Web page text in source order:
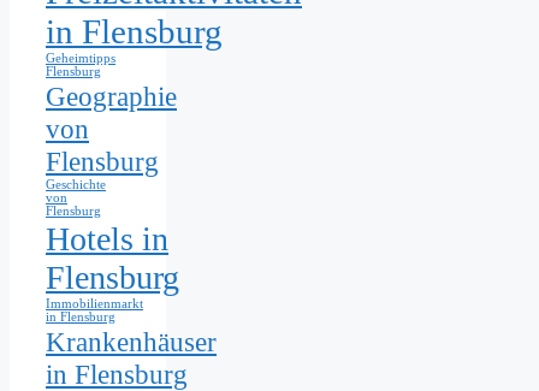
in Flensburg
Geheimtipps
Flensburg
Geographie
von
Flensburg
Geschichte
von
Flensburg
Hotels in
Flensburg
Immobilienmarkt
in Flensburg
Krankenhäuser
in Flensburg